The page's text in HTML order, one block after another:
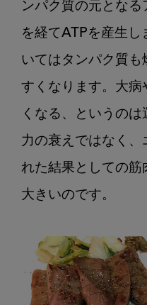
ンパク質の元とな
を経てATPを産生し
いてはタンパク質
すくなります。大病
くなる、というの
力の衰えではなく、
れた結果としての
大きいのです。